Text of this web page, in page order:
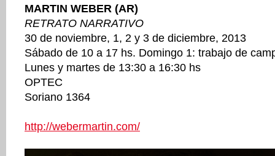
MARTIN WEBER (AR)
RETRATO NARRATIVO
30 de noviembre, 1, 2 y 3 de diciembre, 2013
Sábado de 10 a 17 hs. Domingo 1: trabajo de
Lunes y martes de 13:30 a 16:30 hs
OPTEC
Soriano 1364
http://webermartin.com/